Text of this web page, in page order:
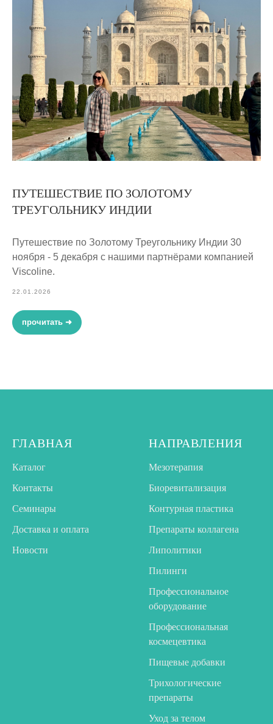
ПУТЕШЕСТВИЕ ПО ЗОЛОТОМУ
ТРЕУГОЛЬНИКУ ИНДИИ
Путешествие по Золотому Треугольнику Индии 30
ноября - 5 декабря с нашими партнёрами компанией
Viscoline.
22.01.2026
прочитать ➜
ГЛАВНАЯ
Каталог
Контакты
Семинары
Доставка и оплата
Новости
НАПРАВЛЕНИЯ
Мезотерапия
Биоревитализация
Контурная пластика
Препараты коллагена
Липолитики
Пилинги
Профессиональное
оборудование
Профессиональная
космецевтика
Пищевые добавки
Трихологические
препараты
Уход за телом